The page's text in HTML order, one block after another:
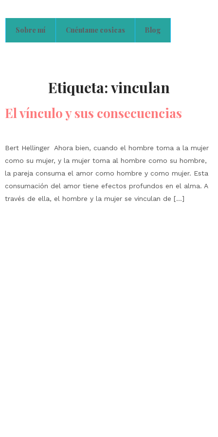
Sobre mí Cuéntame cosicas Blog
Etiqueta:vinculan
El vínculo y sus consecuencias
Bert Hellinger Ahora bien, cuando el hombre toma a la mujer
como su mujer, y la mujer toma al hombre como su hombre,
la pareja consuma el amor como hombre y como mujer. Esta
consumación del amor tiene efectos profundos en el alma. A
través de ella, el hombre y la mujer se vinculan de […]